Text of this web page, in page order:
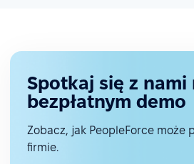
Spotkaj się z nami
bezpłatnym demo
Zobacz, jak PeopleForce może
firmie.